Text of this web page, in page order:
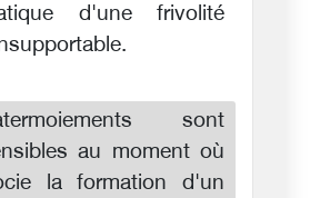
d'une frivolité
sont
au moment où
la formation d'un